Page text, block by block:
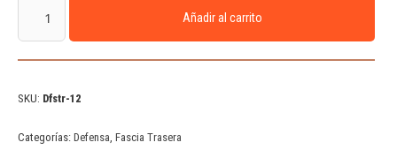
Añadir al carrito
SKU: Dfstr-12
Categorías: Defensa Fascia Trasera